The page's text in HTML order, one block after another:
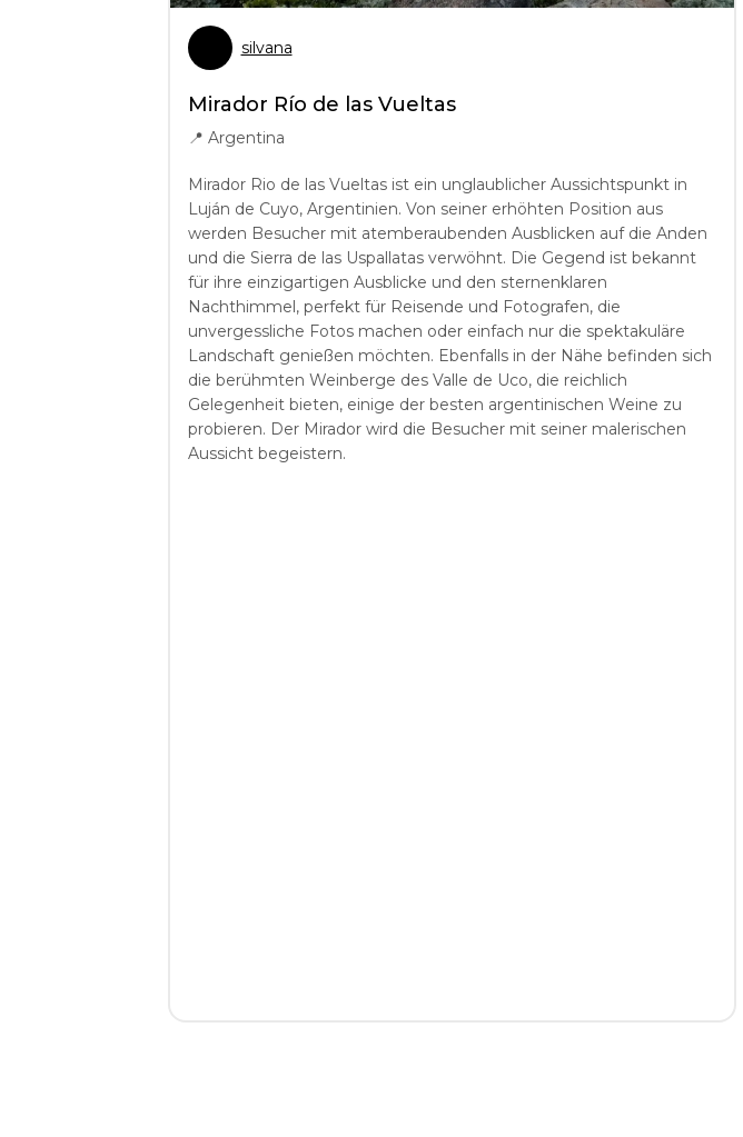
silvana
Mirador Río de las Vueltas
📍 Argentina
Mirador Rio de las Vueltas ist ein unglaublicher Aussichtspunkt in
Luján de Cuyo, Argentinien. Von seiner erhöhten Position aus
werden Besucher mit atemberaubenden Ausblicken auf die Anden
und die Sierra de las Uspallatas verwöhnt. Die Gegend ist bekannt
für ihre einzigartigen Ausblicke und den sternenklaren
Nachthimmel, perfekt für Reisende und Fotografen, die
unvergessliche Fotos machen oder einfach nur die spektakuläre
Landschaft genießen möchten. Ebenfalls in der Nähe befinden sich
die berühmten Weinberge des Valle de Uco, die reichlich
Gelegenheit bieten, einige der besten argentinischen Weine zu
probieren. Der Mirador wird die Besucher mit seiner malerischen
Aussicht begeistern.